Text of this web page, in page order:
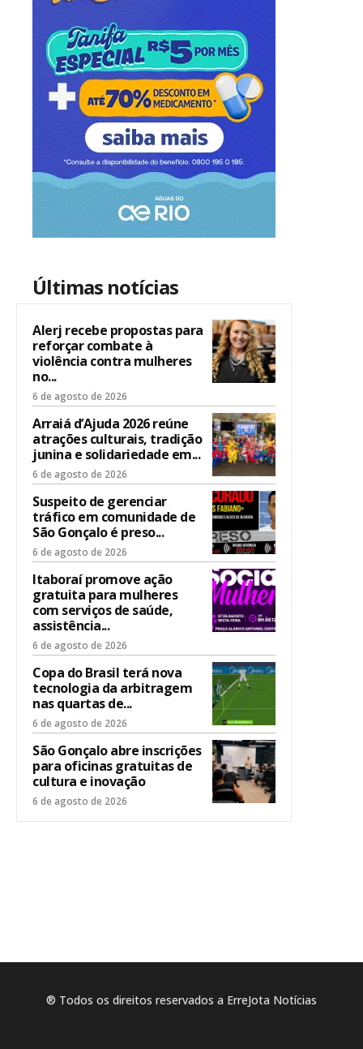
Últimas notícias
Alerj recebe propostas para
reforçar combate à
violência contra mulheres
no...
6 de agosto de 2026
Arraiá d’Ajuda 2026 reúne
atrações culturais, tradição
junina e solidariedade em...
6 de agosto de 2026
Suspeito de gerenciar
tráfico em comunidade de
São Gonçalo é preso...
6 de agosto de 2026
Itaboraí promove ação
gratuita para mulheres
com serviços de saúde,
assistência...
6 de agosto de 2026
Copa do Brasil terá nova
tecnologia da arbitragem
nas quartas de...
6 de agosto de 2026
São Gonçalo abre inscrições
para oficinas gratuitas de
cultura e inovação
6 de agosto de 2026
® Todos os direitos reservados a ErreJota Notícias